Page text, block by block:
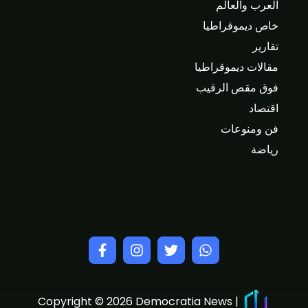
العرب والعالم
خاص ديموقراطيا
تقارير
مقالات ديموقراطيا
فوق مقص الرقيب
اقتصاد
فن ومنوعات
رياضة